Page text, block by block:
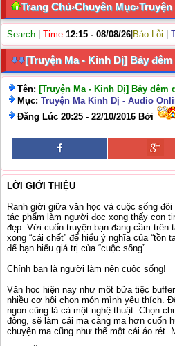
Trang Chủ›Chuyên Mục›
Search Time:12:15 - 08/08/26 Báo Lỗi
[Truyện Ma - Kinh Dị] Bảy đêm
Tên: [Truyện Ma - Kinh Dị] Bảy đêm
Mục: Truyện Ma Kinh Dị - Audio
Đăng Lúc 20:25 - 22/10/2016 Bởi
LỜI GIỚI THIỆU
Ranh giới giữa văn học và cuộc sống
tác phẩm làm người đọc xong thấy con
đẹp. Với cuốn truyện bạn đang cầm trên
xong “cái chết” để hiểu ý nghĩa của “tồn
để bạn hiểu giá trị của “cuộc sống”.
Chính bạn là người làm nên cuộc sống!
Văn học hiện nay như môt bữa tiệc
nhiều cơ hội chọn món mình yêu thích.
ngon cũng là cả một nghệ thuật. Chọn
đông, sẽ làm cái ma càng ma hơn cuốn
chuyện ma cũng như thể một cái áo rét.